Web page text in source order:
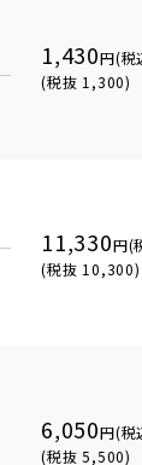
1,430円(税
(税抜 1,300)
11,330円(
(税抜 10,300)
6,050円(税
(税抜 5,500)